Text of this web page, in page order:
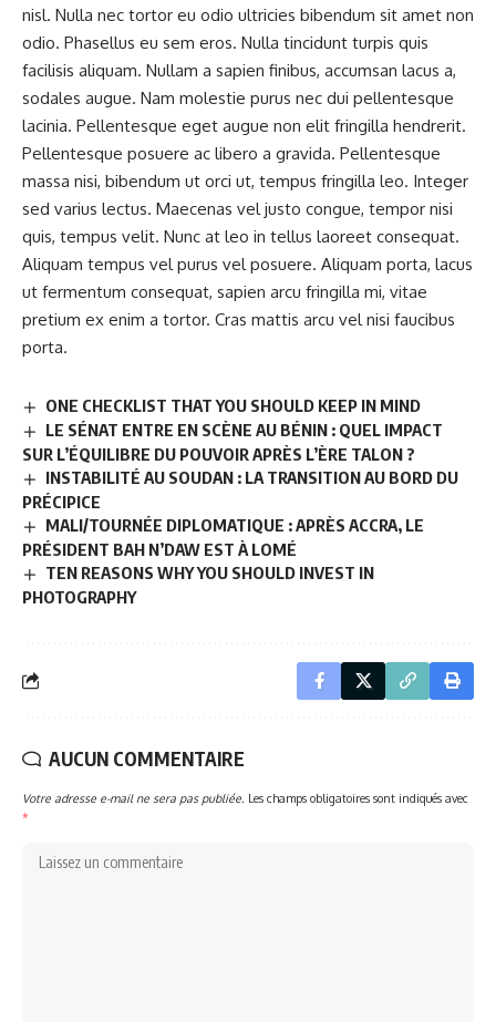
nisl. Nulla nec tortor eu odio ultricies bibendum sit amet non
odio. Phasellus eu sem eros. Nulla tincidunt turpis quis
facilisis aliquam. Nullam a sapien finibus, accumsan lacus a,
sodales augue. Nam molestie purus nec dui pellentesque
lacinia. Pellentesque eget augue non elit fringilla hendrerit.
Pellentesque posuere ac libero a gravida. Pellentesque
massa nisi, bibendum ut orci ut, tempus fringilla leo. Integer
sed varius lectus. Maecenas vel justo congue, tempor nisi
quis, tempus velit. Nunc at leo in tellus laoreet consequat.
Aliquam tempus vel purus vel posuere. Aliquam porta, lacus
ut fermentum consequat, sapien arcu fringilla mi, vitae
pretium ex enim a tortor. Cras mattis arcu vel nisi faucibus
porta.
ONE CHECKLIST THAT YOU SHOULD KEEP IN MIND
LE SÉNAT ENTRE EN SCÈNE AU BÉNIN : QUEL IMPACT
SUR L’ÉQUILIBRE DU POUVOIR APRÈS L’ÈRE TALON ?
INSTABILITÉ AU SOUDAN : LA TRANSITION AU BORD DU
PRÉCIPICE
MALI/TOURNÉE DIPLOMATIQUE : APRÈS ACCRA, LE
PRÉSIDENT BAH N’DAW EST À LOMÉ
TEN REASONS WHY YOU SHOULD INVEST IN
PHOTOGRAPHY
AUCUN COMMENTAIRE
Votre adresse e-mail ne sera pas publiée. Les champs obligatoires sont indiqués avec
*